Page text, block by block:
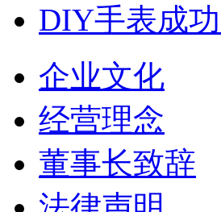
DIY手表成
企业文化
经营理念
董事长致辞